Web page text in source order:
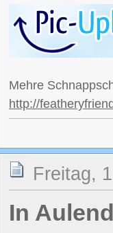
Mehre
http://
Freitag,
In